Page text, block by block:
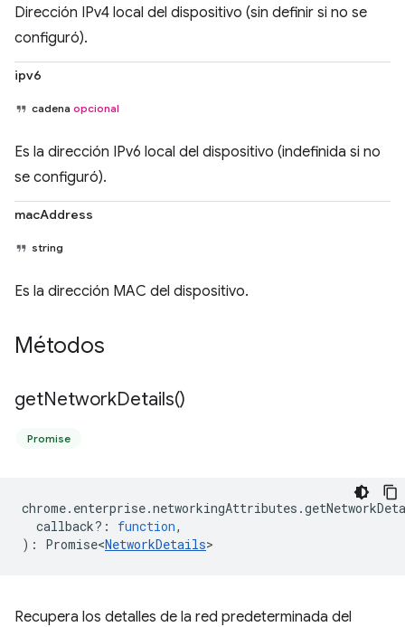
Dirección IPv4 local del dispositivo (sin definir si no se
configuró).
ipv6
cadena opcional
Es la dirección IPv6 local del dispositivo (indefinida si no
se configuró).
macAddress
string
Es la dirección MAC del dispositivo.
Métodos
getNetworkDetails()
Promise
chrome. enterprise.networkingAttributes .
callback? : function,
) : Promise<NetworkDetails>
Recupera los detalles de la red predeterminada del